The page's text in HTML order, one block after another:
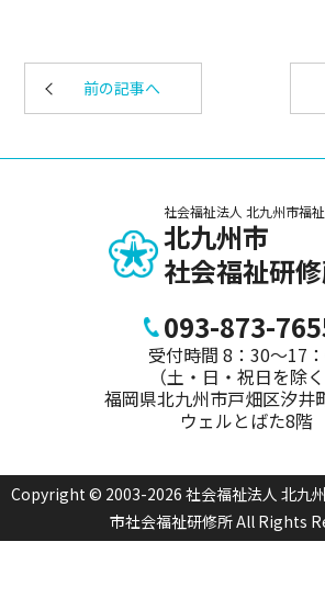
前の記事へ
社会福祉法人 北九州市福
北九州市
社会福祉研
093-873-
受付時間 8：30～17
（土・日・祝日を除く
福岡県北九州市戸畑区汐井
ウェルとばた8階
Copyright © 2003-2026 社会福祉法人 北九
市社会福祉研修所 All Rights